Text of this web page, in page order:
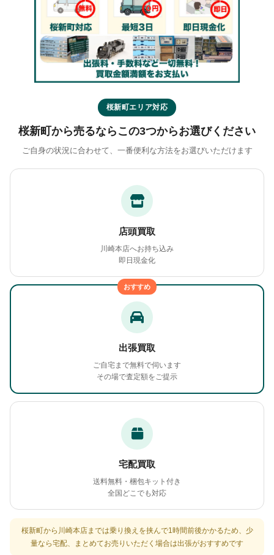
桜新町エリア対応
桜新町から売るならこの3つからお選びください
ご自身の状況に合わせて、一番便利な方法をお選びいただけます
店頭買取
川崎本店へお持ち込み
即日現金化
おすすめ
出張買取
ご自宅まで無料で伺います
その場で査定額をご提示
宅配買取
送料無料・梱包キット付き
全国どこでも対応
桜新町から川崎本店までは乗り換えを挟んで1時間前後かかるため、少
量なら宅配、まとめてお売りいただく場合は出張がおすすめです